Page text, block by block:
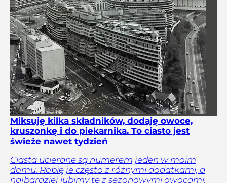
Miksuję kilka składników, dodaję owoce,
kruszonkę i do piekarnika. To ciasto jest
świeże nawet tydzień
Ciasta ucierane są numerem jeden w moim
domu. Robię je często z różnymi dodatkami, a
najbardziej lubimy te z sezonowymi owocami.